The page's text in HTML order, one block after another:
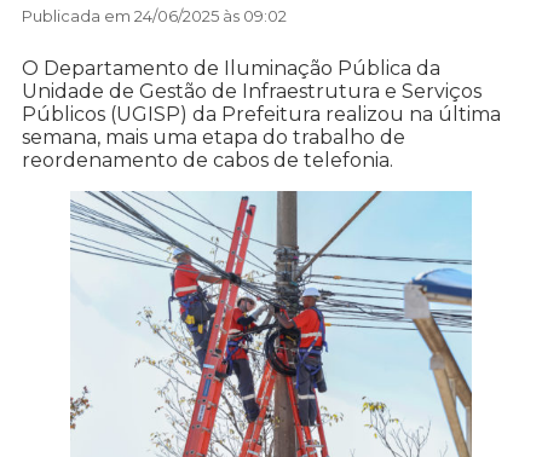
Publicada em 24/06/2025 às 09:02
O Departamento de Iluminação Pública da
Unidade de Gestão de Infraestrutura e Serviços
Públicos (UGISP) da Prefeitura realizou na última
semana, mais uma etapa do trabalho de
reordenamento de cabos de telefonia.